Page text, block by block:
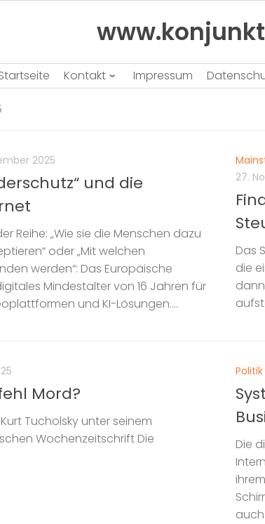
Kontakt Impressum
2025
und die
Reihe: „Wie sie die Menschen dazu
oder „Mit welchen
werden“: Das Europäische
Mindestalter von 16 Jahren für
und KI-Lösungen....
27.
Das
die
Mord?
Tucholsky unter seinem
Wochenzeitschrift Die
Politik
Die
auch